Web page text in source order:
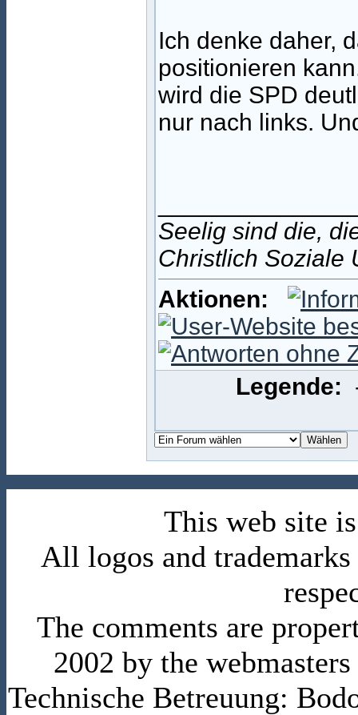
Ich denke daher,
positionieren
wird die SPD
nur nach links.
Seelig sind die,
Christlich Soziale
Aktionen:
Legende:
This web site
All logos and
The comments are
2002 by the
Technische Betreuung: